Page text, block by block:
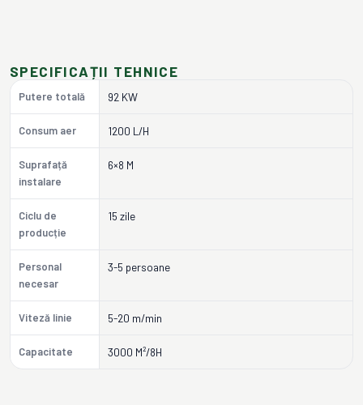
SPECIFICAȚII TEHNICE
Putere totală 92 KW
Consum aer 1200 L/H
Suprafață
instalare
6×8 M
Ciclu de
producție
15 zile
Personal
necesar
3-5 persoane
Viteză linie 5-20 m/min
Capacitate 3000 M²/8H